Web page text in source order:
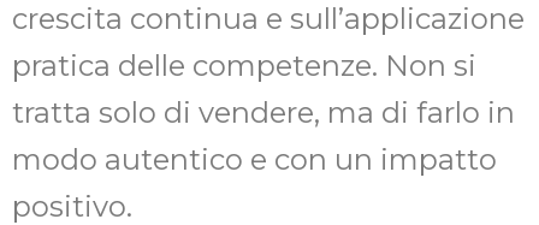
crescita continua e sull’applicazione
pratica delle competenze. Non si
tratta solo di vendere, ma di farlo in
modo autentico e con un impatto
positivo.